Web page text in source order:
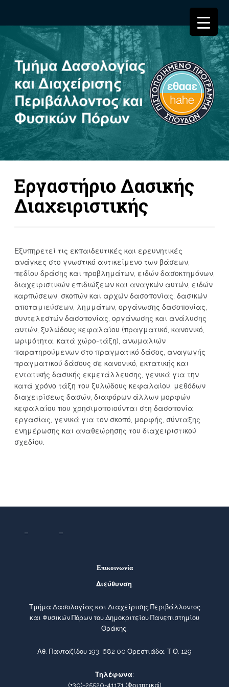
Εργαστήριο Δασικής
Διαχειριστικής
Εξυπηρετεί τις εκπαιδευτικές και ερευνητικές
ανάγκες στο γνωστικό αντικείμενο των βάσεων,
πεδίου δράσης και προβλημάτων, ειδών δασοκτημόνων,
διαχειριστικών επιδιώξεων και αναγκών αυτών, ειδών
καρπώσεων, σκοπών και αρχών δασοπονίας, δασικών
αποταμιεύσεων, λημμάτων, οργάνωσης δασοπονίας,
συντελεστών δασοπονίας, οργάνωσης και ανάλυσης
αυτών, ξυλώδους κεφαλαίου (πραγματικό, κανονικό,
ωριμότητα, κατά χώρο-τάξη), ανωμαλιών
παρατηρούμενων στο πραγματικό δάσος, αναγωγής
πραγματικού δάσους σε κανονικό, εκτατικής και
εντατικής δασικής εκμετάλλευσης, γενικά για την
κατά χρόνο τάξη του ξυλώδους κεφαλαίου, μεθόδων
διαχειρίσεως δασών, διαφόρων άλλων μορφών
κεφαλαίου που χρησιμοποιούνται στη δασοπονία,
εργασίας, γενικά για τον σκοπό, μορφής, σύνταξης
ενημέρωσης και αναθεώρησης του διαχειριστικού
σχεδίου.
Επικοινωνία
Διεύθυνση:
Τμήμα Δασολογίας και Διαχείρισης Περιβάλλοντος
και Φυσικών Πόρων του Δημοκριτείου Πανεπιστημίου
Θράκης,
Αθ. Πανταζίδου 193, 682 00 Ορεστιάδα, Τ.Θ. 129
Τηλέφωνα:
(+30)-25520-41171 (Φοιτητικά)